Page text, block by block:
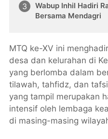
Wabup Inhil Hadiri
Bersama Mendagri
MTQ ke-XV ini
desa dan kelurahan di
yang berlomba dalam
tilawah, tahfidz, dan
yang tampil merupakan
intensif oleh lembaga
di masing-masing